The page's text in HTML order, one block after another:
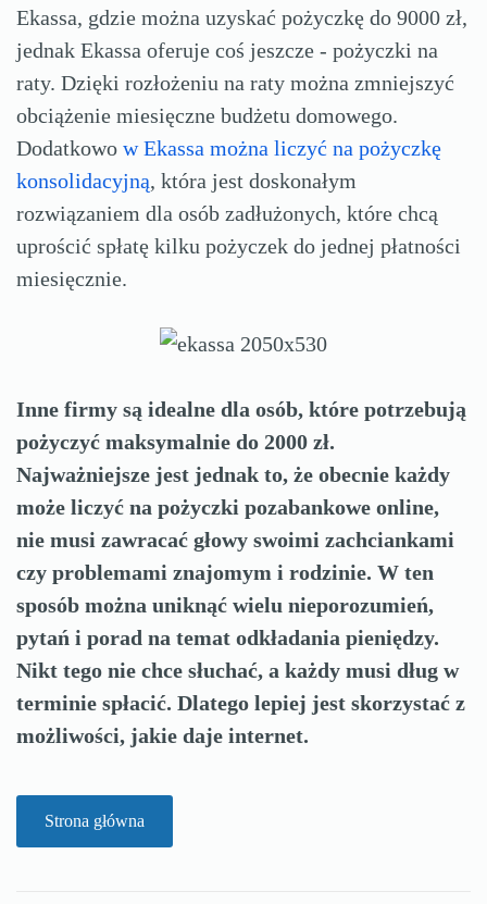
Ekassa, gdzie można uzyskać pożyczkę do 9000 zł,
jednak Ekassa oferuje coś jeszcze - pożyczki na
raty. Dzięki rozłożeniu na raty można zmniejszyć
obciążenie miesięczne budżetu domowego.
Dodatkowo w Ekassa można liczyć na pożyczkę
konsolidacyjną, która jest doskonałym
rozwiązaniem dla osób zadłużonych, które chcą
uprościć spłatę kilku pożyczek do jednej płatności
miesięcznie.
Inne firmy są idealne dla osób, które potrzebują
pożyczyć maksymalnie do 2000 zł.
Najważniejsze jest jednak to, że obecnie każdy
może liczyć na pożyczki pozabankowe online,
nie musi zawracać głowy swoimi zachciankami
czy problemami znajomym i rodzinie. W ten
sposób można uniknąć wielu nieporozumień,
pytań i porad na temat odkładania pieniędzy.
Nikt tego nie chce słuchać, a każdy musi dług w
terminie spłacić. Dlatego lepiej jest skorzystać z
możliwości, jakie daje internet.
Strona główna